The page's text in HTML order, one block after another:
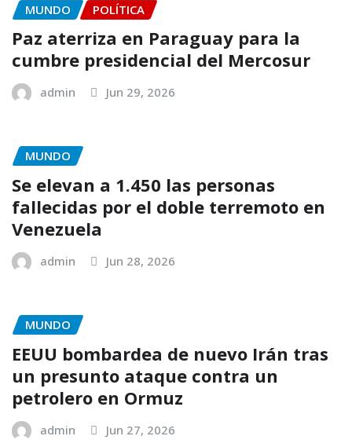
MUNDO POLÍTICA
Paz aterriza en Paraguay para la
cumbre presidencial del Mercosur
admin Jun 29, 2026
MUNDO
Se elevan a 1.450 las personas
fallecidas por el doble terremoto en
Venezuela
admin Jun 28, 2026
MUNDO
EEUU bombardea de nuevo Irán tras
un presunto ataque contra un
petrolero en Ormuz
admin Jun 27, 2026